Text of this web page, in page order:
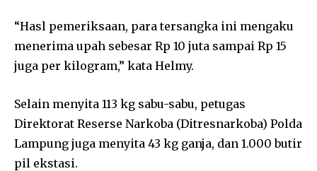
“Hasl pemeriksaan, para tersangka ini mengaku
menerima upah sebesar Rp 10 juta sampai Rp 15
juga per kilogram,” kata Helmy.
Selain menyita 113 kg sabu-sabu, petugas
Direktorat Reserse Narkoba (Ditresnarkoba) Polda
Lampung juga menyita 43 kg ganja, dan 1.000 butir
pil ekstasi.